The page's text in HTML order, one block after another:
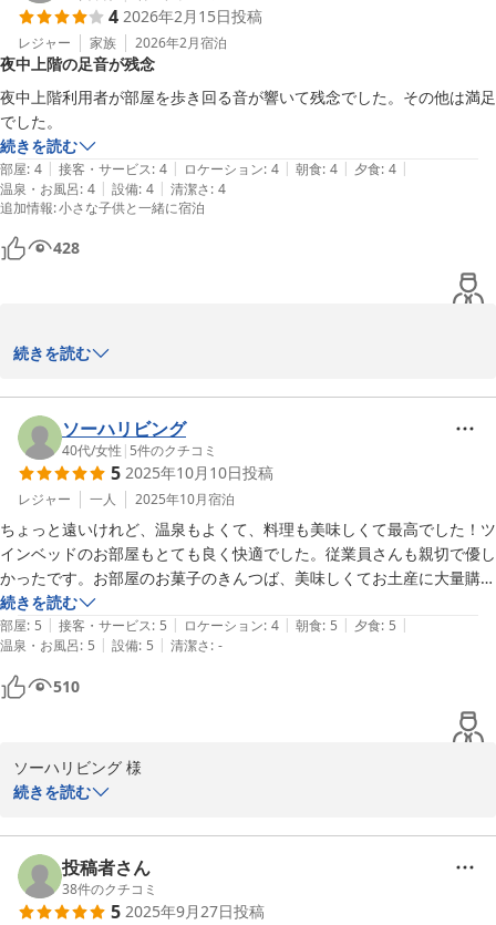
充実のサービスで癒しのひとときをご堪能いただけますよう、おも
てなしさせていただきますので、
今後とも大丸温泉旅館をよろしくお願い申し上げます。
大丸温泉旅館
那須温泉 大丸温泉旅館
2026-02-26
4 2026年2月15日投稿
レジャー 家族 2026年2月宿泊
夜中上階の足音が残念
夜中上階利用者が部屋を歩き回る音が響いて残念でした。その他は満足
でした。
続きを読む
部屋: 4 | 接客・サービス: 4 | ロケーション: 4 | 朝食: 4 | 夕食: 4 |
温泉・お風呂: 4 | 設備: 4 | 清潔さ: 4
追加情報:小さな子供と一緒に宿泊
428
投稿者様
いつもご利用いただき誠にありがとうございます。
今回夜中の騒音に関しまして誠に申し訳ございませんでした。せっ
かくのご家族旅行でしたのに不愉快な思いをさせてしまいまして大
変失礼いたしました。。今後このようなことのないよう対策を図り
快適にお泊りいただけるよう努めてまいりますのでまたのお越しを
お待ちしております。
大丸温泉旅館
那須温泉 大丸温泉旅館
続きを読む
ソーハリビング
40代/女性 | 5件のクチコミ
5 2025年10月10日投稿
レジャー 一人 2025年10月宿泊
ちょっと遠いけれど、温泉もよくて、料理も美味しくて最高でした！ツ
インベッドのお部屋もとても良く快適でした。従業員さんも親切で優し
かったです。お部屋のお菓子のきんつば、美味しくてお土産に大量購入
しました。また行きたいです。
続きを読む
部屋: 5 | 接客・サービス: 5 | ロケーション: 4 | 朝食: 5 | 夕食: 5 |
温泉・お風呂: 5 | 設備: 5 | 清潔さ: -
510
ソーハリビング 様
露天風呂で心身ともにリフレッシュしていただけたこと、大変嬉し
く思います。
続きを読む
投稿者さん
38件のクチコミ
5 2025年9月27日投稿